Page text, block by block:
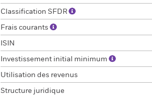
Classification SFDR
Frais courants
ISIN
Investissement initial minimum
Utilisation des revenus
Structure juridique